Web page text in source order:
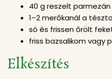
40 g reszelt parmezán
1–2 merőkanál a
só és frissen őrölt
friss bazsalikom vagy
Elkészítés